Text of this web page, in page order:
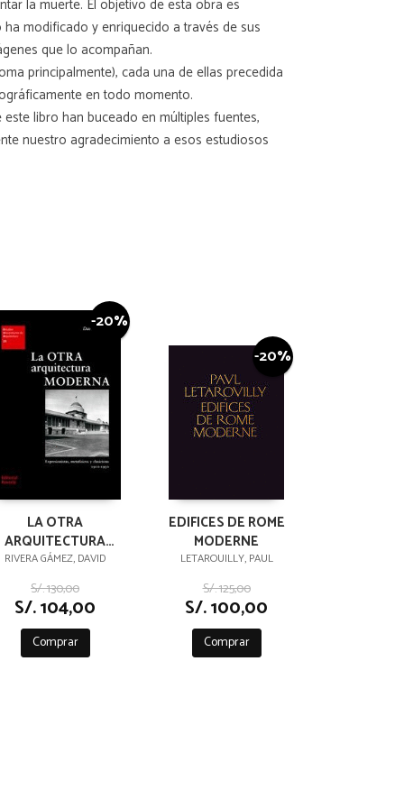
la muerte. El objetivo de esta obra es
modificado y enriquecido a través de sus
que lo acompañan.
principalmente), cada una de ellas precedida
en todo momento.
libro han buceado en múltiples fuentes,
nuestro agradecimiento a esos estudiosos
-20%
LA OTRA
ARQUITECTURA
MODERNA
RIVERA GÁMEZ, DAVID
S/. 130,00
S/. 104,00
Comprar
-20%
EDIFICES DE ROME
MODERNE
LETAROUILLY, PAUL
S/. 125,00
S/. 100,00
Comprar